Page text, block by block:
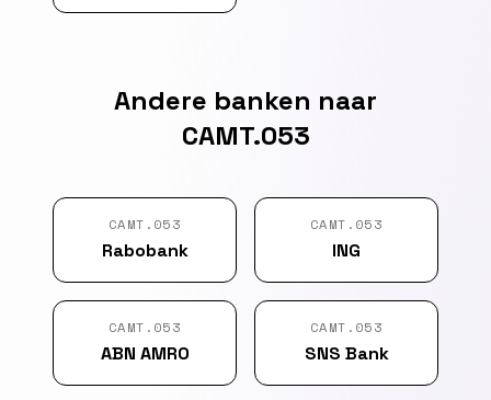
Andere banken naar
CAMT.053
CAMT.053
Rabobank
CAMT.053
ING
CAMT.053
ABN AMRO
CAMT.053
SNS Bank